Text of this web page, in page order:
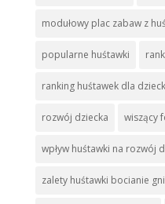
modułowy plac zabaw z
popularne huśtawki
ranking huśtawek dla
rozwój dziecka wiszący
wpływ huśtawki na rozwój
zalety huśtawki bocianie